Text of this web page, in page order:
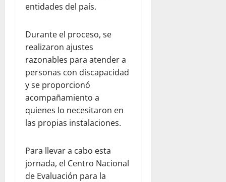
entidades del país.
Durante el proceso, se
realizaron ajustes
razonables para atender a
personas con discapacidad
y se proporcionó
acompañamiento a
quienes lo necesitaron en
las propias instalaciones.
Para llevar a cabo esta
jornada, el Centro Nacional
de Evaluación para la